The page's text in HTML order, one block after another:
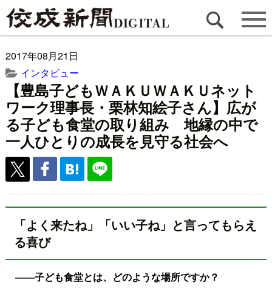
2017年08月21日
インタビュー
【豊島子どもＷＡＫＵＷＡＫＵネット
ワーク理事長・栗林知絵子さん】広が
る子ども食堂の取り組み 地縁の中で
一人ひとりの成長を見守る社会へ
「よく来たね」「いい子ね」と言ってもらえ
る喜び
――子ども食堂とは、どのような場所ですか？